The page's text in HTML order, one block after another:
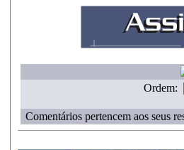
Ordem:
Comentários pertencem aos seus